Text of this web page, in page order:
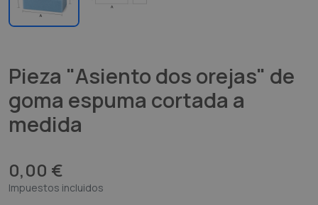
Pieza "Asiento dos orejas" de
goma espuma cortada a
medida
0,00 €
Impuestos incluidos